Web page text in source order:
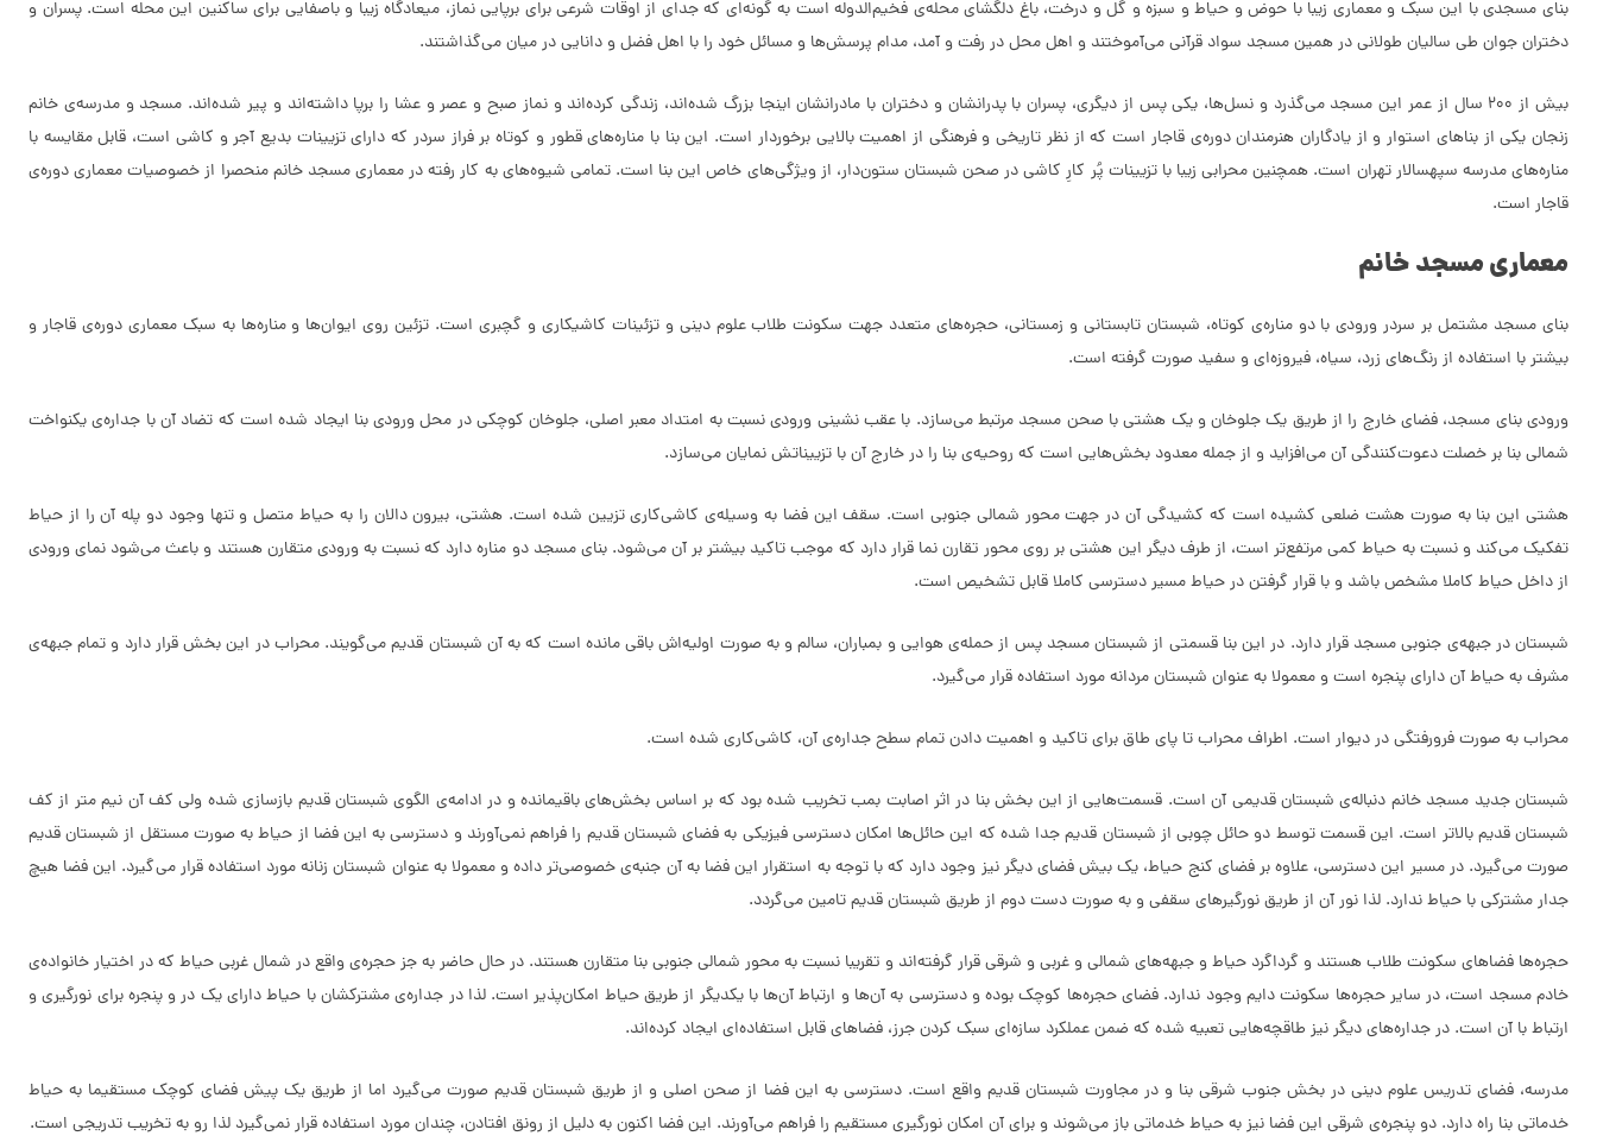
بنای مسجدی با این سبک و معماری زیبا با حوض و حیاط و سبزه و گل و درخت، باغ دلگشای محله‌ی فخیم‌الدوله است به گونه‌ای که جدای از اوقات شرعی برای برپایی نماز، میعادگاه زیبا و باصفایی برای ساکنین این محله است. پسران و
دختران جوان طی سالیان طولانی در همین مسجد سواد قرآنی می‌آموختند و اهل محل در رفت و آمد، مدام پرسش‌ها و مسائل خود را با اهل فضل و دانایی در میان می‌گذاشتند.
بیش از 200 سال از عمر این مسجد می‌گذرد و نسل‌ها، یکی پس از دیگری، پسران با پدرانشان و دختران با مادرانشان اینجا بزرگ شده‌اند، زندگی کرده‌اند و نماز صبح و عصر و عشا را برپا داشته‌اند و پیر شده‌اند. مسجد و مدرسه‌ی خانم
زنجان یکی از بناهای استوار و از یادگاران هنرمندان دوره‌ی قاجار است که از نظر تاریخی و فرهنگی از اهمیت بالایی برخوردار است. این بنا با مناره‌های قطور و كوتاه بر فراز سردر كه دارای تزیینات بدیع آجر و كاشی است، قابل مقایسه با
مناره‌های مدرسه سپهسالار تهران است. همچنین محرابی زیبا با تزیینات پُر کارِ کاشی در صحن شبستان ستون‌دار، از ویژگی‌های خاص این بنا است. تمامی شیوه‌های به کار رفته در معماری مسجد خانم منحصرا از خصوصیات معماری دوره‌ی
قاجار است.
معماری مسجد خانم
بنای مسجد مشتمل بر سردر ورودی با دو مناره‌ی کوتاه، شبستان تابستانی و زمستانی، حجره‌های متعدد جهت سکونت طلاب علوم دینی و تزئینات کاشیکاری و گچبری است. تزئین روی ایوان‌ها و مناره‌ها به سبک معماری دوره‌ی قاجار و
بیشتر با استفاده از رنگ‌های زرد، سیاه، فیروزه‌ای و سفید صورت گرفته است.
ورودی بنای مسجد، فضای خارج را از طریق یک جلوخان و یک هشتی با صحن مسجد مرتبط می‌سازد. با عقب نشینی ورودی نسبت به امتداد معبر اصلی، جلوخان کوچکی در محل ورودی بنا ایجاد شده است که تضاد آن با جداره‌ی یکنواخت
شمالی بنا بر خصلت دعوت‌کنندگی آن می‌افزاید و از جمله معدود بخش‌هایی است که روحیه‌ی بنا را در خارج آن با تزییناتش نمایان می‌سازد.
هشتی این بنا به صورت هشت ضلعی کشیده است که کشیدگی آن در جهت محور شمالی جنوبی است. سقف این فضا به وسیله‌ی کاشی‌کاری تزیین شده است. هشتی، بیرون دالان را به حیاط متصل و تنها وجود دو پله آن را از حیاط
تفکیک می‌کند و نسبت به حیاط کمی مرتفع‌تر است، از طرف دیگر این هشتی بر روی محور تقارن نما قرار دارد که موجب تاکید بیشتر بر آن می‌شود. بنای مسجد دو مناره دارد که نسبت به ورودی متقارن هستند و باعث می‌شود نمای ورودی
از داخل حیاط کاملا مشخص باشد و با قرار گرفتن در حیاط مسیر دسترسی کاملا قابل تشخیص است.
شبستان در جبهه‌ی جنوبی مسجد قرار دارد. در این بنا قسمتی از شبستان مسجد پس از حمله‌ی هوایی و بمباران، سالم و به صورت اولیه‌اش باقی مانده است که به آن شبستان قدیم می‌گویند. محراب در این بخش قرار دارد و تمام جبهه‌ی
مشرف به حیاط آن دارای پنجره است و معمولا به عنوان شبستان مردانه مورد استفاده قرار می‌گیرد.
محراب به صورت فرورفتگی در دیوار است. اطراف محراب تا پای طاق برای تاکید و اهمیت دادن تمام سطح جداره‌ی آن، کاشی‌کاری شده است.
شبستان جدید مسجد خانم دنباله‌ی شبستان قدیمی آن است. قسمت‌هایی از این بخش بنا در اثر اصابت بمب تخریب شده بود که بر اساس بخش‌های باقیمانده و در ادامه‌ی الگوی شبستان قدیم بازسازی شده ولی کف آن نیم متر از کف
شبستان قدیم بالاتر است. این قسمت توسط دو حائل چوبی از شبستان قدیم جدا شده که این حائل‌ها امکان دسترسی فیزیکی به فضای شبستان قدیم را فراهم نمی‌آورند و دسترسی به این فضا از حیاط به صورت مستقل از شبستان قدیم
صورت می‌گیرد. در مسیر این دسترسی، علاوه بر فضای کنج حیاط، یک بیش فضای دیگر نیز وجود دارد که با توجه به استقرار این فضا به آن جنبه‌ی خصوصی‌تر داده و معمولا به عنوان شبستان زنانه مورد استفاده قرار می‌گیرد. این فضا هیچ
جدار مشترکی با حیاط ندارد. لذا نور آن از طریق نورگیرهای سقفی و به صورت دست دوم از طریق شبستان قدیم تامین می‌گردد.
حجره‌ها فضاهای سکونت طلاب هستند و گرداگرد حیاط و جبهه‌های شمالی و غربی و شرقی قرار گرفته‌اند و تقریبا نسبت به محور شمالی جنوبی بنا متقارن هستند. در حال حاضر به جز حجره‌ی واقع در شمال غربی حیاط که در اختیار خانواده‌ی
خادم مسجد است، در سایر حجره‌ها سکونت دایم وجود ندارد. فضای حجره‌ها کوچک بوده و دسترسی به آن‌ها و ارتباط آن‌ها با یکدیگر از طریق حیاط امکان‌پذیر است. لذا در جداره‌ی مشترکشان با حیاط دارای یک در و پنجره برای نورگیری و
ارتباط با آن است. در جداره‌های دیگر نیز طاقچه‌هایی تعبیه شده که ضمن عملکرد سازه‌ای سبک کردن جرز، فضاهای قابل استفاده‌ای ایجاد کرده‌اند.
مدرسه، فضای تدریس علوم دینی در بخش جنوب شرقی بنا و در مجاورت شبستان قدیم واقع است. دسترسی به این فضا از صحن اصلی و از طریق شبستان قدیم صورت می‌گیرد اما از طریق یک پیش فضای کوچک مستقیما به حیاط
خدماتی بنا راه دارد. دو پنجره‌ی شرقی این فضا نیز به حیاط خدماتی باز می‌شوند و برای آن امکان نورگیری مستقیم را فراهم می‌آورند. این فضا اکنون به دلیل از رونق افتادن، چندان مورد استفاده قرار نمی‌گیرد لذا رو به تخریب تدریجی است.